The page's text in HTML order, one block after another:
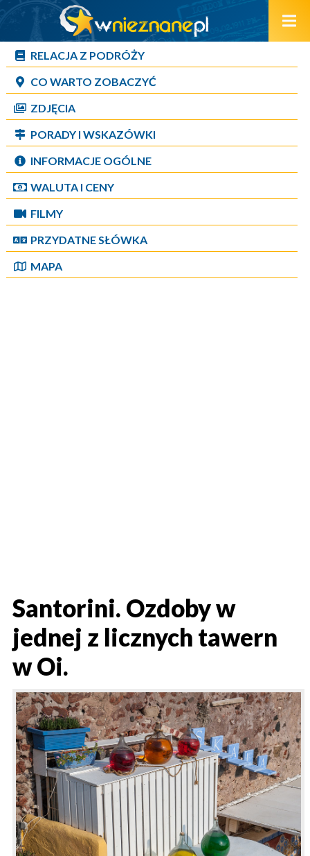
RELACJA Z PODRÓŻY
CO WARTO ZOBACZYĆ
ZDJĘCIA
PORADY I WSKAZÓWKI
INFORMACJE OGÓLNE
WALUTA I CENY
FILMY
PRZYDATNE SŁÓWKA
MAPA
Santorini. Ozdoby w
jednej z licznych tawern
w Oi.